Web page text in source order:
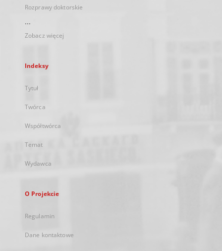
Rozprawy doktorskie
...
Zobacz więcej
Indeksy
Tytuł
Twórca
Współtwórca
Temat
Wydawca
O Projekcie
Regulamin
Dane kontaktowe